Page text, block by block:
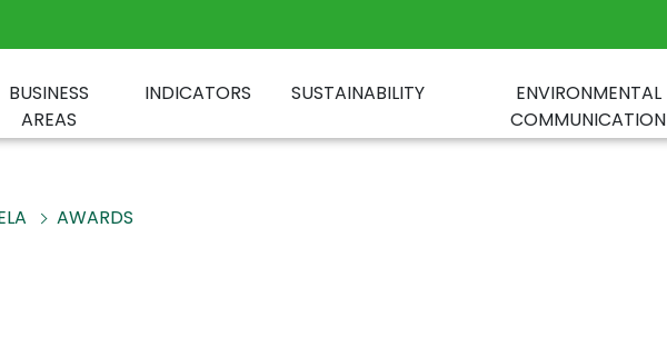
BUSINESS
AREAS
INDICATORS SUSTAINABILITY
ENVIRONMENTAL
COMMUNICATION
AWARDS